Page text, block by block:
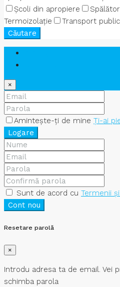
Școli din apropiere
Termoizolație
Transport public
Căutare
×
Amintește-ți de mine Ți-ai
Logare
Sunt de acord cu Termenii
Cont nou
Resetare parolă
×
Introdu adresa ta de email. Vei
schimba parola